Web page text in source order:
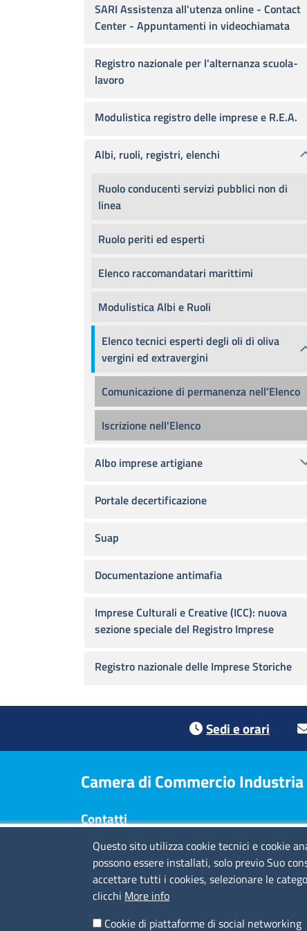
SARI Assistenza all'utenza online - Contact
Center - Appuntamenti in videochiamata
Registro nazionale per l'alternanza scuola-
lavoro
Modulistica registro delle imprese e R.E.A.
Albi, ruoli, registri, elenchi
Ruolo conducenti servizi pubblici non di
linea
Ruolo periti ed esperti
Elenco raccomandatari marittimi
Modulistica Albi e Ruoli
Elenco tecnici esperti degli oli di oliva
vergini ed extravergini
Comunicazione di permanenza nell’Elenco
Iscrizione nell'Elenco
Albo imprese artigiane
Portale decertificazione
Suap
Documentazione antimafia
Imprese Culturali e Creative (ICC): nuova
sezione speciale del Registro Imprese
Registro nazionale delle Imprese Storiche
Sedi e orari
Camera di Commercio
Contatti
Sede Legale: Via Quarda Superiore 16 - 17100
Savona
Via Tommaso Schiva 29 - 18100 Imperia
Piazza Europa 16 - 19124 La Spezia
Codice fiscale e Partita IVA : 01704760097
Questo sito utilizza cookie tecnici e cookie
possono essere installati, solo previo Suo
accettare tutti i cookies, selezionare le
clicchi More info
Cookie di piattaforme di social networking